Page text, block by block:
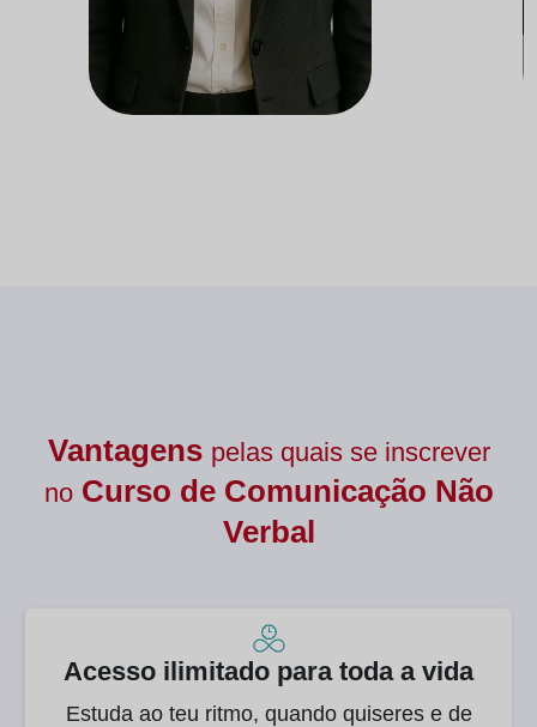
Vantagens pelas quais se inscrever
noCurso de Comunicação Não
Verbal
Acesso ilimitado para toda a vida
Estuda ao teu ritmo, quando quiseres e de